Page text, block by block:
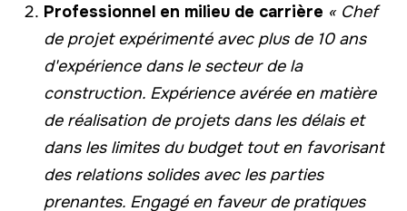
Professionnel en milieu de carrière « Chef
de projet expérimenté avec plus de 10 ans
d'expérience dans le secteur de la
construction. Expérience avérée en matière
de réalisation de projets dans les délais et
dans les limites du budget tout en favorisant
des relations solides avec les parties
prenantes. Engagé en faveur de pratiques